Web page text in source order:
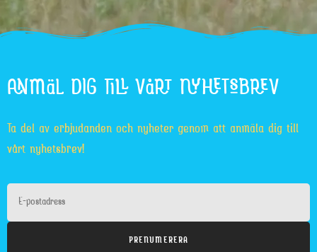
ANMÄL DIG TILL VÅRT NYHETSBREV
Ta del av erbjudanden och nyheter genom att anmäla dig till
vårt nyhetsbrev!
PRENUMERERA